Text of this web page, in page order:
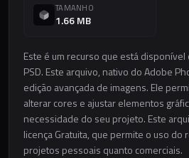
TAMANHO
1.66 MB
Este é um recurso que está
PSD. Este arquivo, nativo do Adobe
edição avançada de imagens. Ele
alterar cores e ajustar elementos
necessidade do seu projeto. Este
licença Gratuita, que permite o uso do
projetos pessoais quanto comerciais.